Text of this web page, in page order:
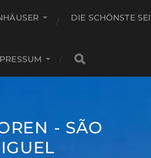
DIE SCHÖNSTE
- SÃO